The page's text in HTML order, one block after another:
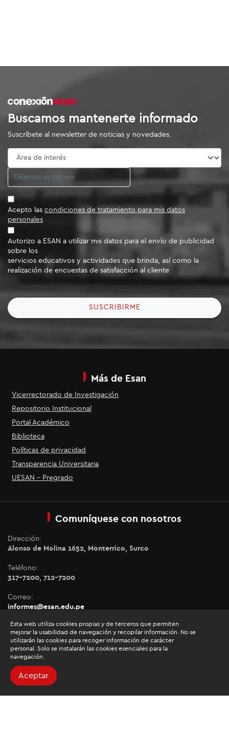
Buscamos mantenerte informado
Suscríbete al newsletter de noticias y novedades.
Acepto las condiciones de tratamiento para mis datos
personales
Autorizo a ESAN a utilizar mis datos para el envío de publicidad
sobre los
servicios educativos y actividades que brinda, así como la
realización de encuestas de satisfacción al cliente
SUSCRIBIRME
Más de Esan
Vicerrectorado de Investigación
Repositorio Institucional
Portal Académico
Biblioteca
Políticas de privacidad
Transparencia Universitaria
UESAN - Pregrado
Comuníquese con nosotros
Dirección:
Alonso de Molina 1652, Monterrico, Surco
Teléfono:
317-7200, 712-7200
Correo:
informes@esan.edu.pe
Información de interés
Factura electrónica
Correo Web
Esta web utiliza cookies propias y de terceros que permiten
mejorar la usabilidad de navegación y recopilar información. No se
utilizarán las cookies para recoger información de carácter
personal. Solo se instalarán las cookies esenciales para la
navegación.
Aceptar